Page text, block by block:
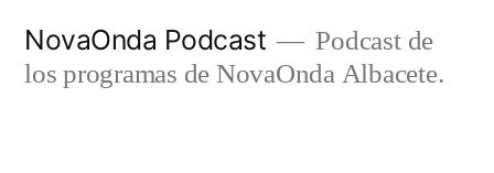
NovaOnda Podcast
Podcast de
los programas de NovaOnda Albacete.